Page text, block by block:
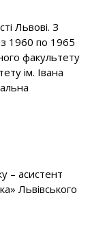
Львові. З
1960 по 1965
факультету
ім. Івана
– асистент
Львівського